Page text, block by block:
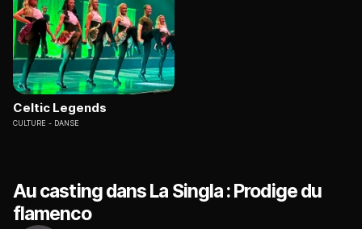
Celtic Legends
CULTURE DANSE
Au casting dans La Singla : Prodige du
flamenco